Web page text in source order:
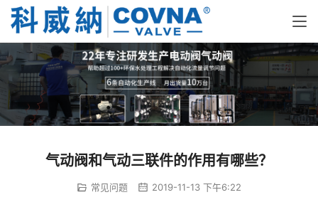
气动阀和气动三联件的作用有哪些？
常见问题 2019-11-13 下午6:22